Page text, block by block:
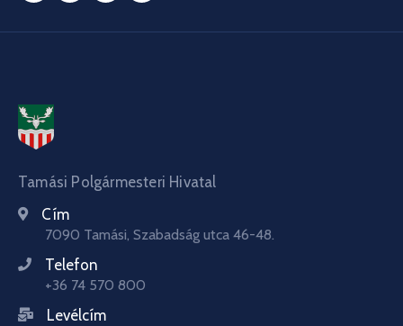
Tamási Polgármesteri Hivatal
Cím
7090 Tamási, Szabadság utca 46-48.
Telefon
+36 74 570 800
Levélcím